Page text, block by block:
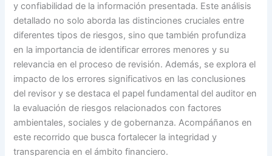
y confiabilidad de la información presentada. Este análisis
detallado no solo aborda las distinciones cruciales entre
diferentes tipos de riesgos, sino que también profundiza
en la importancia de identificar errores menores y su
relevancia en el proceso de revisión. Además, se explora el
impacto de los errores significativos en las conclusiones
del revisor y se destaca el papel fundamental del auditor en
la evaluación de riesgos relacionados con factores
ambientales, sociales y de gobernanza. Acompáñanos en
este recorrido que busca fortalecer la integridad y
transparencia en el ámbito financiero.